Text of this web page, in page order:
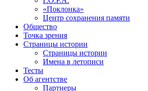
«Поклонка»
Центр сохранения памяти
Общество
Точка зрения
Страницы истории
Страницы истории
Имена в летописи
Тесты
Об агентстве
Партнеры